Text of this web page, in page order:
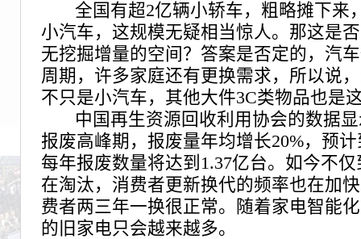
全国有超2亿辆小轿车，粗略摊下来
小汽车，这规模无疑相当惊人。那这是
无挖掘增量的空间？答案是否定的，汽
周期，许多家庭还有更换需求，所以说
不只是小汽车，其他大件3C类物品也是
中国再生资源回收利用协会的数据
报废高峰期，报废量年均增长20%，预
每年报废数量将达到1.37亿台。如今不
在淘汰，消费者更新换代的频率也在加
费者两三年一换很正常。随着家电智能
的旧家电只会越来越多。